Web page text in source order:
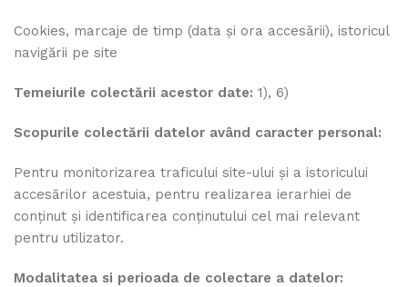
Cookies, marcaje de timp (data și ora accesării), istoricul
navigării pe site
Temeiurile colectării acestor date: 1), 6)
Scopurile colectării datelor având caracter personal:
Pentru monitorizarea traficului site-ului și a istoricului
accesărilor acestuia, pentru realizarea ierarhiei de
conținut și identificarea conținutului cel mai relevant
pentru utilizator.
Modalitatea si perioada de colectare a datelor: